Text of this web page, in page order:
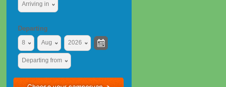
Arriving in
Departing
8 Aug 2026
Departing from